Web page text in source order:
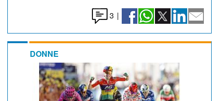
3 |
DONNE